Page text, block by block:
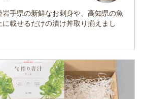
手県の新鮮なお刺身や、高知県の魚
載せるだけの漬け丼取り揃えまし